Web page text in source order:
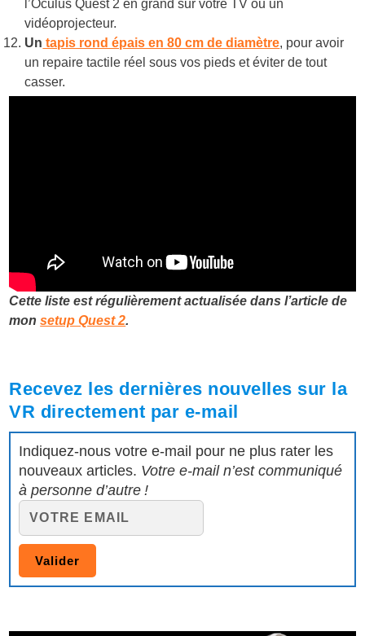
l’Oculus Quest 2 en grand sur votre TV ou un
vidéoprojecteur.
Un tapis rond épais en 80 cm de diamètre, pour avoir
un repaire tactile réel sous vos pieds et éviter de tout
casser.
Cette liste est régulièrement actualisée dans l’article de
monsetup Quest 2.
Recevez les dernières nouvelles sur la
VR directement par e-mail
Indiquez-nous votre e-mail pour ne plus rater les
nouveaux articles. Votre e-mail n’est communiqué
à personne d’autre !